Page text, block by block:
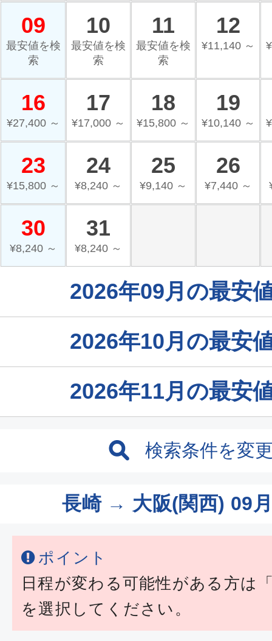
09
最安値を検
索
10
最安値を検
索
11
最安値を検
索
12
¥11,140 ～
16
¥27,400 ～
17
¥17,000 ～
18
¥15,800 ～
19
¥10,140 ～
23
¥15,800 ～
24
¥8,240 ～
25
¥9,140 ～
26
¥7,440 ～
30
¥8,240 ～
31
¥8,240 ～
2026年09月の最安
2026年10月の最安
2026年11月の最安
検索条件を変
長崎 → 大阪(関西) 09
ポイント
日程が変わる可能性がある方は
を選択してください。